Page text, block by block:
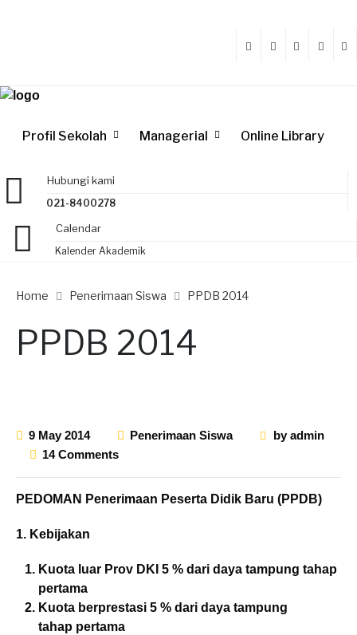
Profil Sekolah Managerial Online Library
Hubungi kami
021-8400278
Calendar
Kalender Akademik
Home Penerimaan Siswa PPDB 2014
PPDB 2014
9 May 2014 Penerimaan Siswa byadmin
14 Comments
PEDOMAN Penerimaan Peserta Didik Baru (PPDB)
1. Kebijakan
Kuota luar Prov DKI 5 % dari daya tampung tahap
pertama
Kuota berprestasi 5 % dari daya tampung
tahap pertama